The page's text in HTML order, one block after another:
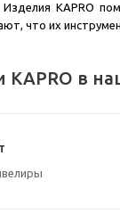
Изделия KAPRO
что их
KAPRO в